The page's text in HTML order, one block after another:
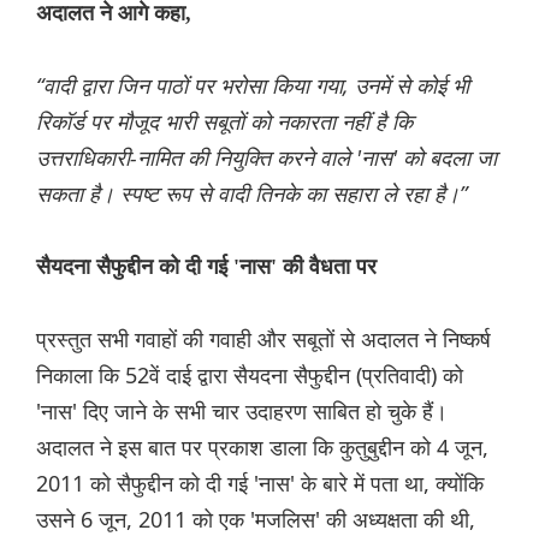
अदालत ने आगे कहा,
“वादी द्वारा जिन पाठों पर भरोसा किया गया, उनमें से कोई भी
रिकॉर्ड पर मौजूद भारी सबूतों को नकारता नहीं है कि
उत्तराधिकारी-नामित की नियुक्ति करने वाले 'नास' को बदला जा
सकता है। स्पष्ट रूप से वादी तिनके का सहारा ले रहा है।”
सैयदना सैफुद्दीन को दी गई 'नास' की वैधता पर
प्रस्तुत सभी गवाहों की गवाही और सबूतों से अदालत ने निष्कर्ष
निकाला कि 52वें दाई द्वारा सैयदना सैफुद्दीन (प्रतिवादी) को
'नास' दिए जाने के सभी चार उदाहरण साबित हो चुके हैं।
अदालत ने इस बात पर प्रकाश डाला कि कुतुबुद्दीन को 4 जून,
2011 को सैफुद्दीन को दी गई 'नास' के बारे में पता था, क्योंकि
उसने 6 जून, 2011 को एक 'मजलिस' की अध्यक्षता की थी,